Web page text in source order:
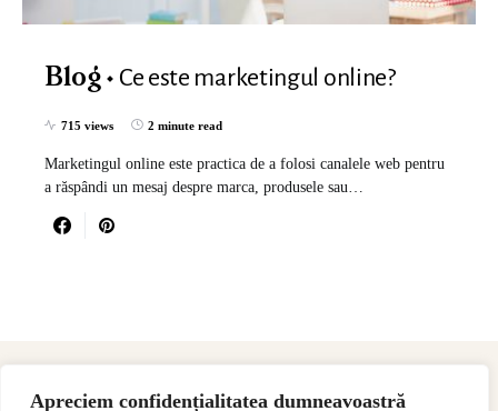
Apreciem confidențialitatea dumneavoastră
Blog Ce este marketingul online?
715 views 2 minute read
Marketingul online este practica de a folosi canalele web pentru
a răspândi un mesaj despre marca, produsele sau…